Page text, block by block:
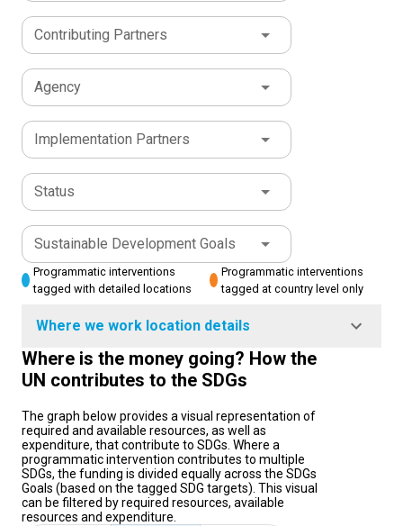
Contributing Partners
Agency
Implementation Partners
Status
Sustainable Development Goals
Programmatic interventions
tagged with detailed locations
Programmatic interventions
tagged at country level only
Where we work location details
Where is the money going? How the
UN contributes to the SDGs
The graph below provides a visual representation of
required and available resources, as well as
expenditure, that contribute to SDGs. Where a
programmatic intervention contributes to multiple
SDGs, the funding is divided equally across the SDGs
Goals (based on the tagged SDG targets). This visual
can be filtered by required resources, available
resources and expenditure.